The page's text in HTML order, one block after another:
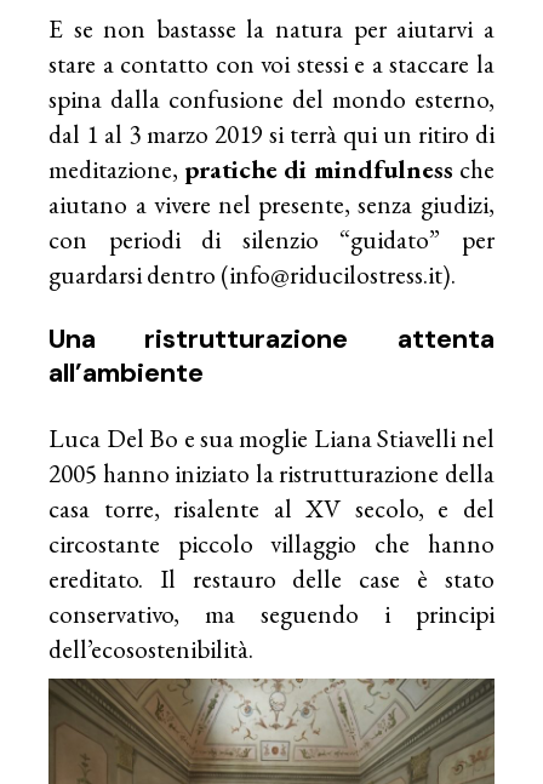
E se non bastasse la natura per aiutarvi a
stare a contatto con voi stessi e a staccare la
spina dalla confusione del mondo esterno,
dal 1 al 3 marzo 2019 si terrà qui un ritiro di
meditazione, pratiche di mindfulness che
aiutano a vivere nel presente, senza giudizi,
con periodi di silenzio “guidato” per
guardarsi dentro (info@riducilostress.it).
Una ristrutturazione attenta
all’ambiente
Luca Del Bo e sua moglie Liana Stiavelli nel
2005 hanno iniziato la ristrutturazione della
casa torre, risalente al XV secolo, e del
circostante piccolo villaggio che hanno
ereditato. Il restauro delle case è stato
conservativo, ma seguendo i principi
dell’ecosostenibilità.